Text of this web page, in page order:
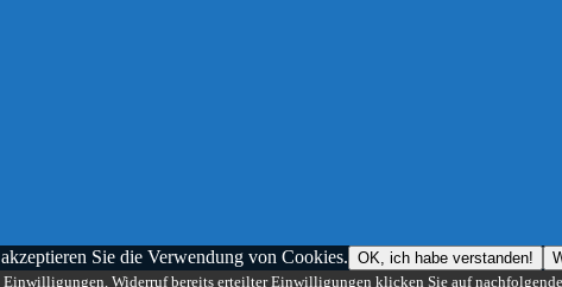
Sie die Verwendung von Cookies. OK, ich habe verstanden!
Widerruf bereits erteilter Einwilligungen klicken Sie auf